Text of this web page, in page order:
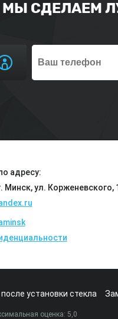
МЫ СДЕЛАЕМ
адресу:
Минск, ул. Корженевского,
установки стекла
оценка: 5,0